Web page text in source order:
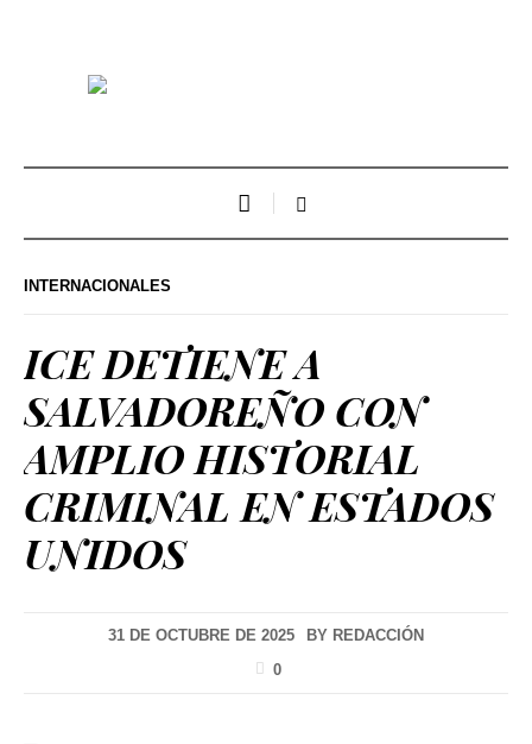
INTERNACIONALES
ICE DETIENE A
SALVADOREÑO CON
AMPLIO HISTORIAL
CRIMINAL EN ESTADOS
UNIDOS
31 DE OCTUBRE DE 2025 BY REDACCIÓN
0